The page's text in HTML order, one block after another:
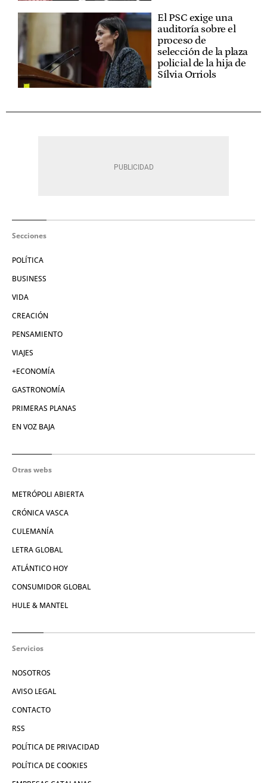
El PSC exige una
auditoría sobre el
proceso de
selección de la plaza
policial de la hija de
Sílvia Orriols
Secciones
POLÍTICA
BUSINESS
VIDA
CREACIÓN
PENSAMIENTO
VIAJES
+ECONOMÍA
GASTRONOMÍA
PRIMERAS PLANAS
EN VOZ BAJA
Otras webs
METRÓPOLI ABIERTA
CRÓNICA VASCA
CULEMANÍA
LETRA GLOBAL
ATLÁNTICO HOY
CONSUMIDOR GLOBAL
HULE & MANTEL
Servicios
NOSOTROS
AVISO LEGAL
CONTACTO
RSS
POLÍTICA DE PRIVACIDAD
POLÍTICA DE COOKIES